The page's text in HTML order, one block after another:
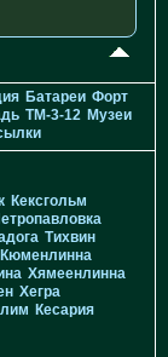
Батареи Форт
TM-3-12 Музеи
Кексгольм
Тихвин
Кюменлинна
Хямеенлинна
Хегра
Кесария